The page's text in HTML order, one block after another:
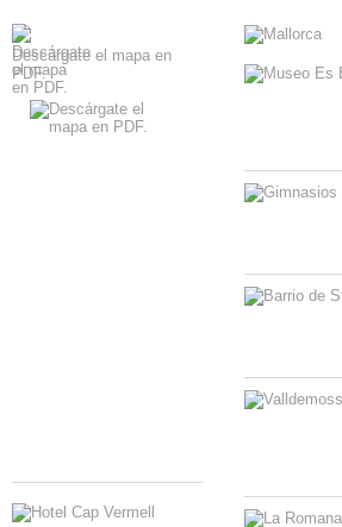
Descárgate el mapa en
PDF.